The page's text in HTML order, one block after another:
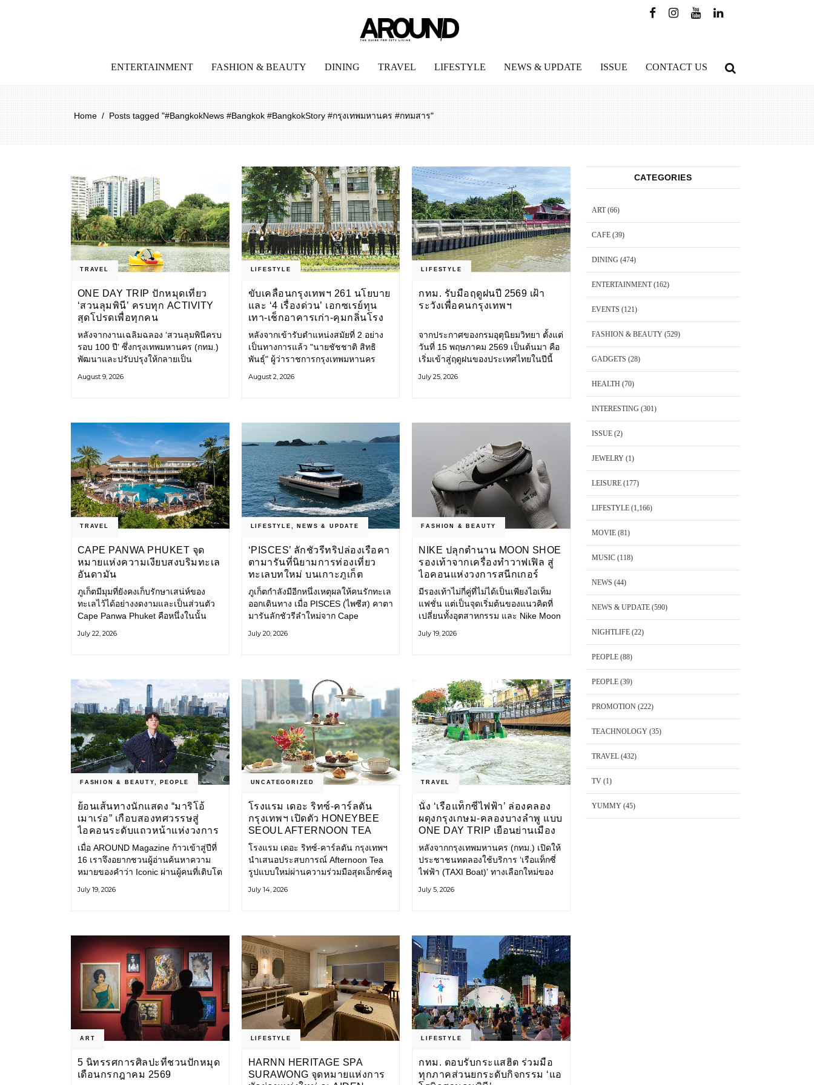
ENTERTAINMENT FASHION & BEAUTY DINING TRAVEL LIFESTYLE NEWS & UPDATE ISSUE CONTACT US
Home / Posts tagged "#BangkokNews #Bangkok #BangkokStory #กรุงเทพมหานคร #กทมสาร"
TRAVEL
ONE DAY TRIP ปักหมุดเที่ยว
‘สวนลุมพินี’ ครบทุก ACTIVITY
สุดโปรดเพื่อทุกคน
หลังจากงานเฉลิมฉลอง ‘สวนลุมพินีครบ
รอบ 100 ปี’ ซึ่งกรุงเทพมหานคร (กทม.)
พัฒนาและปรับปรุงให้กลายเป็น
การปรับปรุงพื้นที่ เส้นทางสัญจร และ
August 9, 2026
LIFESTYLE
ขับเคลื่อนกรุงเทพฯ 261 นโยบาย
และ ‘4 เรื่องด่วน’ เอกซเรย์ทุน
เทา-เช็กอาคารเก่า-คุมกลิ่นโรง
ขยะ-ขีดเส้นสอบทุจริต
หลังจากเข้ารับตำแหน่งสมัยที่ 2 อย่าง
เป็นทางการแล้ว "นายชัชชาติ สิทธิ
พันธุ์" ผู้ว่าราชการกรุงเทพมหานคร
แปลงนโยบายสู่แผนยุทธศาสตร์ จัด
August 2, 2026
LIFESTYLE
กทม. รับมือฤดูฝนปี 2569 เฝ้า
ระวังเพื่อคนกรุงเทพฯ
จากประกาศของกรมอุตุนิยมวิทยา ตั้งแต่
วันที่ 15 พฤษภาคม 2569 เป็นต้นมา คือ
เริ่มเข้าสู่ฤดูฝนของประเทศไทยในปีนี้
รับมือน้ำท่วม และเดินหน้าพัฒนา
July 25, 2026
TRAVEL
CAPE PANWA PHUKET จุด
หมายแห่งความเงียบสงบริมทะเล
อันดามัน
ภูเก็ตมีมุมที่ยังคงเก็บรักษาเสน่ห์ของ
ทะเลไว้ได้อย่างงดงามและเป็นส่วนตัว
Cape Panwa Phuket คือหนึ่งในนั้น
& Kantary Hotels ตั้งอยู่บนแหลมพันวา
July 22, 2026
LIFESTYLE NEWS & UPDATE
‘PISCES’ ลักชัวรีทริปล่องเรือคา
ตามารันที่นิยามการท่องเที่ยว
ทะเลบทใหม่ บนเกาะภูเก็ต
ภูเก็ตกำลังมีอีกหนึ่งเหตุผลให้คนรักทะเล
ออกเดินทาง เมื่อ PISCES (ไพซีส) คาตา
มารันลักชัวรีลำใหม่จาก Cape
ทะเลอันดามันและอ่าวพังงาในมุมที่ต่าง
เป็นส่วนหนึ่งของการเดินทาง ทั้งงาน
บริการ สิ่งอำนวยความสะดวก
July 20, 2026
FASHION & BEAUTY
NIKE ปลุกตำนาน MOON SHOE
รองเท้าจากเครื่องทำวาฟเฟิล สู่
ไอคอนแห่งวงการสนีกเกอร์
มีรองเท้าไม่กี่คู่ที่ไม่ได้เป็นเพียงไอเท็ม
แฟชั่น แต่เป็นจุดเริ่มต้นของแนวคิดที่
เปลี่ยนทั้งอุตสาหกรรม และ Nike Moon
ไอคอนที่ถือกำเนิดเมื่อกว่าครึ่งศตวรรษ
Nike
July 19, 2026
FASHION & BEAUTY PEOPLE
ย้อนเส้นทางนักแสดง “มาริโอ้
เมาเร่อ” เกือบสองทศวรรษสู่
ไอคอนระดับแถวหน้าแห่งวงการ
บันเทิงไทย
เมื่อ AROUND Magazine ก้าวเข้าสู่ปีที่
16 เราจึงอยากชวนผู้อ่านค้นหาความ
หมายของคำว่า Iconic ผ่านผู้คนที่เติบโต
ตนไว้อย่างมั่นคง หนึ่งในนั้นคือ มาริโอ้
July 19, 2026
UNCATEGORIZED
โรงแรม เดอะ ริทซ์-คาร์ลตัน
กรุงเทพฯ เปิดตัว HONEYBEE
SEOUL AFTERNOON TEA
COLLABORATION ณ คาเลโอ
(CALEŌ) ชวนสัมผัสเสน่ห์ของ
ขนมหวานร่วมสมัยจากกรุงโซล
โรงแรม เดอะ ริทซ์-คาร์ลตัน กรุงเทพฯ
นำเสนอประสบการณ์ Afternoon Tea
รูปแบบใหม่ผ่านความร่วมมือสุดเอ็กซ์คลู
หวานสไตล์ฝรั่งเศสร่วมสมัยชื่อดังจาก
July 14, 2026
TRAVEL
นั่ง ‘เรือแท็กซี่ไฟฟ้า’ ล่องคลอง
ผดุงกรุงเกษม-คลองบางลำพู แบบ
ONE DAY TRIP เยือนย่านเมือง
เก่า เที่ยววิถีสโลว์ไลฟ์แบบรักษ์
โลก
หลังจากกรุงเทพมหานคร (กทม.) เปิดให้
ประชาชนทดลองใช้บริการ ‘เรือแท็กซี่
ไฟฟ้า (TAXI Boat)’ ทางเลือกใหม่ของ
และเป็นมิตรกับสิ่งแวดล้อม ผ่าน
July 5, 2026
ART
5 นิทรรศการศิลปะที่ชวนปักหมุด
เดือนกรกฎาคม 2569
LIFESTYLE
HARNN HERITAGE SPA
SURAWONG จุดหมายแห่งการ
LIFESTYLE
กทม. ตอบรับกระแสฮิต ร่วมมือ
ทุกภาคส่วนยกระดับกิจกรรม ‘แอ
CATEGORIES
ART(66)
CAFE (39)
DINING (474)
ENTERTAINMENT(162)
EVENTS (121)
FASHION & BEAUTY (529)
GADGETS (28)
HEALTH (70)
INTERESTING (301)
ISSUE (2)
JEWELRY (1)
LEISURE (177)
LIFESTYLE (1,166)
MOVIE (81)
MUSIC (118)
NEWS (44)
NEWS & UPDATE (590)
NIGHTLIFE (22)
PEOPLE (88)
PEOPLE (39)
PROMOTION (222)
TEACHNOLOGY (35)
TRAVEL (432)
TV (1)
YUMMY (45)